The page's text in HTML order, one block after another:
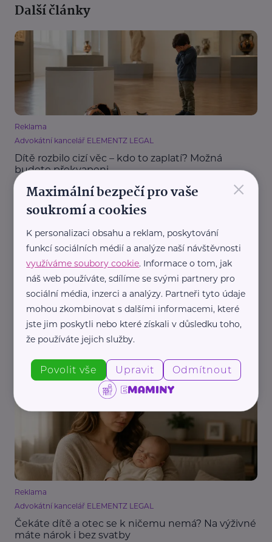
Další články
Reklama
Advokátní kancelář ELEMENTZ LEGAL
Dítě rozbilo cizí věc – kdo to zaplatí? Možná
budete překvapeni
Právo Děti Rodina
Reklama
Advokátní kancelář ELEMENTZ LEGAL
Otec se nehlásí k dítěti? Jak funguje určení
Právo Děti
Reklama
Advokátní kancelář ELEMENTZ LEGAL
Čekáte dítě a otec se k ničemu nemá? Na výživné
máte nárok i bez svatby
×
Maximální bezpečí pro vaše
soukromí a cookies
K personalizaci obsahu a reklam, poskytování
funkcí sociálních médií a analýze naší návštěvnosti
využíváme soubory cookie. Informace o tom, jak
náš web používáte, sdílíme se svými partnery pro
sociální média, inzerci a analýzy. Partneři tyto údaje
mohou zkombinovat s dalšími informacemi, které
jste jim poskytli nebo které získali v důsledku toho,
že používáte jejich služby.
Povolit vše Upravit Odmítnout